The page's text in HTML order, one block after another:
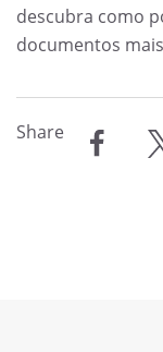
Share
descubra como
documentos